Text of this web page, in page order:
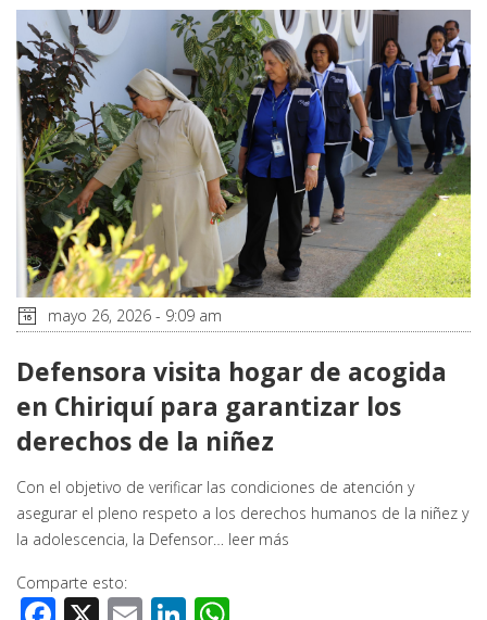
mayo 26, 2026 - 9:09 am
Defensora visita hogar de acogida
en Chiriquí para garantizar los
derechos de la niñez
Con el objetivo de verificar las condiciones de atención y
asegurar el pleno respeto a los derechos humanos de la niñez y
la adolescencia, la Defensor… leer más
Comparte esto: